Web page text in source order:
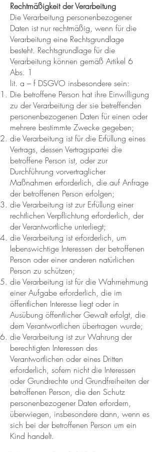
Rechtmäßigkeit der Verarbeitung
Die Verarbeitung personenbezogener
Daten ist nur rechtmäßig, wenn für die
Verarbeitung eine Rechtsgrundlage
besteht. Rechtsgrundlage für die
Verarbeitung können gemäß Artikel 6
Abs. 1
lit. a – f DSGVO insbesondere sein:
Die betroffene Person hat ihre Einwilligung
zu der Verarbeitung der sie betreffenden
personenbezogenen Daten für einen oder
mehrere bestimmte Zwecke gegeben;
die Verarbeitung ist für die Erfüllung eines
Vertrags, dessen Vertragspartei die
betroffene Person ist, oder zur
Durchführung vorvertraglicher
Maßnahmen erforderlich, die auf Anfrage
der betroffenen Person erfolgen;
die Verarbeitung ist zur Erfüllung einer
rechtlichen Verpflichtung erforderlich, der
der Verantwortliche unterliegt;
die Verarbeitung ist erforderlich, um
lebenswichtige Interessen der betroffenen
Person oder einer anderen natürlichen
Person zu schützen;
die Verarbeitung ist für die Wahrnehmung
einer Aufgabe erforderlich, die im
öffentlichen Interesse liegt oder in
Ausübung öffentlicher Gewalt erfolgt, die
dem Verantwortlichen übertragen wurde;
die Verarbeitung ist zur Wahrung der
berechtigten Interessen des
Verantwortlichen oder eines Dritten
erforderlich, sofern nicht die Interessen
oder Grundrechte und Grundfreiheiten der
betroffenen Person, die den Schutz
personenbezogener Daten erfordern,
überwiegen, insbesondere dann, wenn es
sich bei der betroffenen Person um ein
Kind handelt.